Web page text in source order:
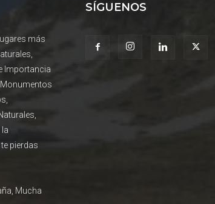
más
Importancia
pierdas
Mucha
SÍGUENOS